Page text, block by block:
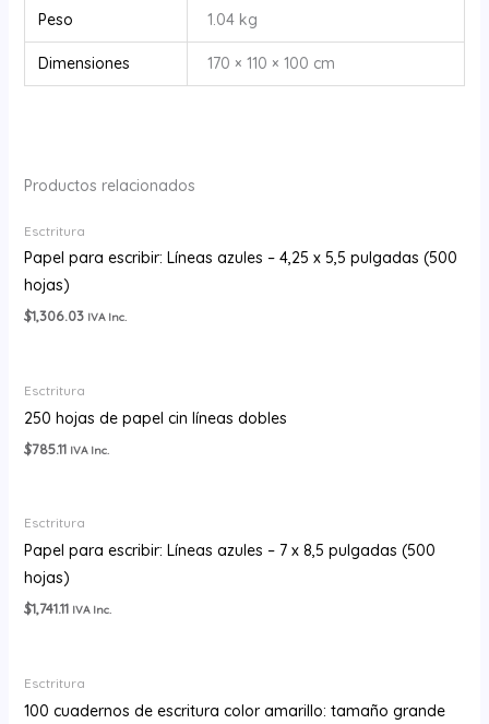
Peso 1.04 kg
Dimensiones 170 × 110 × 100 cm
Productos relacionados
Esctritura
Papel para escribir: Líneas azules – 4,25 x 5,5 pulgadas (500
hojas)
$1,306.03 IVA Inc.
Esctritura
250 hojas de papel cin líneas dobles
$785.11 IVA Inc.
Esctritura
Papel para escribir: Líneas azules – 7 x 8,5 pulgadas (500
hojas)
$1,741.11 IVA Inc.
Esctritura
100 cuadernos de escritura color amarillo: tamaño grande